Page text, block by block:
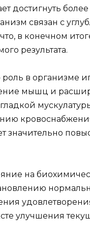
достигнуть
связан с
в конечном
результата.
роль в организме
мышц и
значительно
на
улучшения